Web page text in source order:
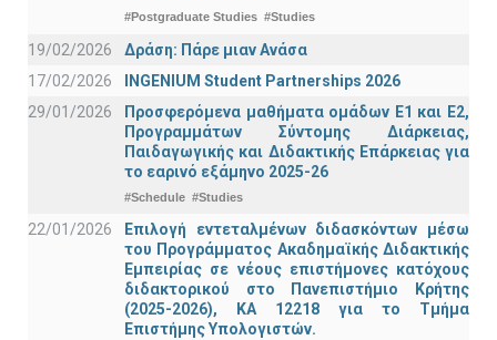
#Postgraduate Studies #Studies
19/02/2026
Δράση: Πάρε μιαν Ανάσα
17/02/2026
INGENIUM Student Partnerships 2026
29/01/2026
Προσφερόμενα μαθήματα ομάδων Ε1 και Ε2,
Προγραμμάτων Σύντομης Διάρκειας,
Παιδαγωγικής και Διδακτικής Επάρκειας για
το εαρινό εξάμηνο 2025-26
#Schedule #Studies
22/01/2026
Επιλογή εντεταλμένων διδασκόντων μέσω
του Προγράμματος Ακαδημαϊκής Διδακτικής
Εμπειρίας σε νέους επιστήμονες κατόχους
διδακτορικού στο Πανεπιστήμιο Κρήτης
(2025-2026), ΚΑ 12218 για το Τμήμα
Επιστήμης Υπολογιστών.